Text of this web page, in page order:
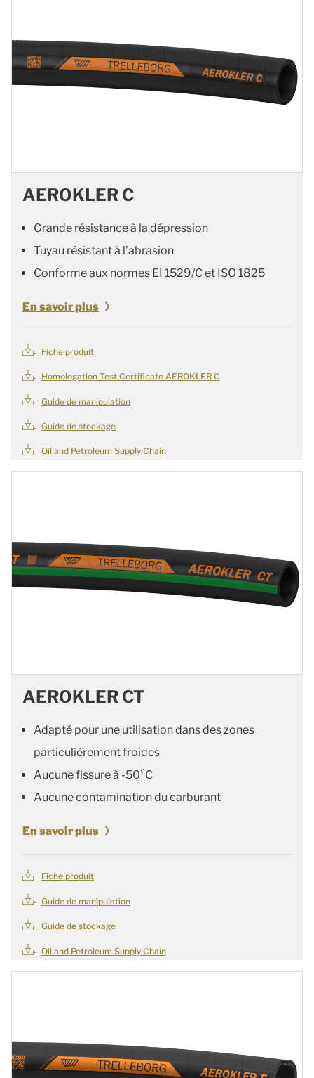
AEROKLER C
Grande résistance à la dépression
Tuyau résistant à l’abrasion
Conforme aux normes EI 1529/C et ISO 1825
En savoir plus
Fiche produit
Homologation Test Certificate AEROKLER C
Guide de manipulation
Guide de stockage
Oil and Petroleum Supply Chain
AEROKLER CT
Adapté pour une utilisation dans des zones
particulièrement froides
Aucune fissure à -50°C
Aucune contamination du carburant
En savoir plus
Fiche produit
Guide de manipulation
Guide de stockage
Oil and Petroleum Supply Chain